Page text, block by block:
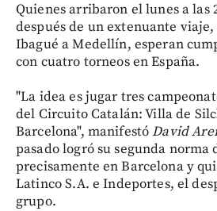
Quienes arribaron el lunes a las
después de un extenuante
Ibagué a Medellín, esperan
con cuatro torneos en España.
"La idea es jugar tres
del Circuito Catalán: Villa de
Barcelona", manifestóDavid
pasado logró su segunda norma
precisamente en Barcelona y
Latinco S.A. e Indeportes, el
grupo.